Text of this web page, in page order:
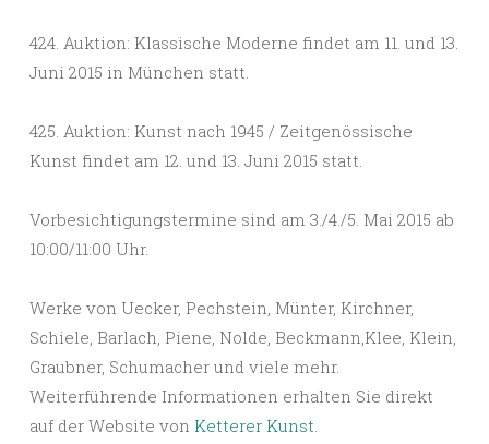
424. Auktion: Klassische Moderne findet am 11. und 13.
Juni 2015 in München statt.
425. Auktion: Kunst nach 1945 / Zeitgenössische
Kunst findet am 12. und 13. Juni 2015 statt.
Vorbesichtigungstermine sind am 3./4./5. Mai 2015 ab
10:00/11:00 Uhr.
Werke von Uecker, Pechstein, Münter, Kirchner,
Schiele, Barlach, Piene, Nolde, Beckmann,Klee, Klein,
Graubner, Schumacher und viele mehr.
Weiterführende Informationen erhalten Sie direkt
auf der Website von Ketterer Kunst.